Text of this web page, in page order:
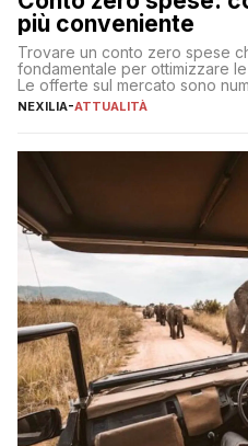
più conveniente
Trovare un conto zero spese
fondamentale per ottimizzare
Le offerte sul mercato sono
individuare quella più adatta
sul […]
NEXILIA-ATTUALITÀ